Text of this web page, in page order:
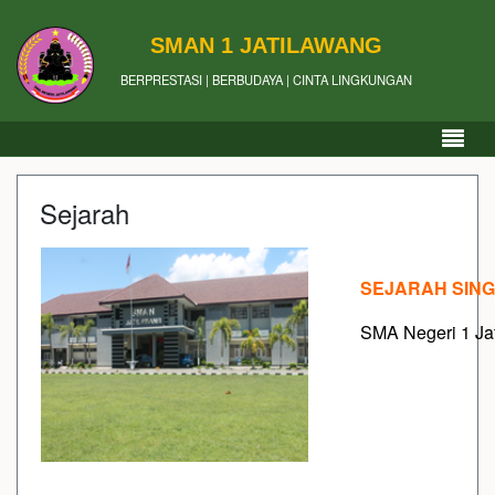
SMAN 1 JATILAWANG
BERPRESTASI | BERBUDAYA | CINTA LINGKUNGAN
Sejarah
SEJARAH
SMA Negeri 1